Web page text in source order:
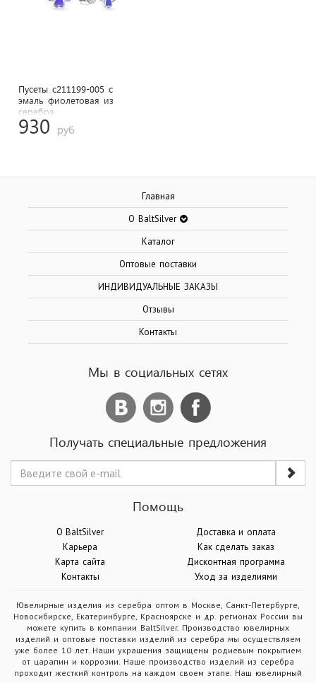
Пусеты с211199-005 с
эмаль фиолетовая из
cеребра
930 руб
Главная
О BaltSilver
Каталог
Оптовые поставки
ИНДИВИДУАЛЬНЫЕ ЗАКАЗЫ
Отзывы
Контакты
Мы в социальных сетях
Получать специальные предложения
Помощь
О BaltSilver
Доставка и оплата
Карьера
Как сделать заказ
Карта сайта
Дисконтная программа
Контакты
Уход за изделиями
Ювелирные изделия из серебра оптом в Москве, Санкт-Петербурге,
Новосибирске, Екатеринбурге, Красноярске и др. регионах России вы
можете купить в компании BaltSilver. Производство ювелирных
изделий и оптовые поставки изделий из серебра мы осуществляем
уже более 10 лет. Наши украшения защищены родиевым покрытием
от царапин и коррозии. Наше производство изделий из серебра
проходит жесткий контроль на каждом своем этапе. Наш ювелирный